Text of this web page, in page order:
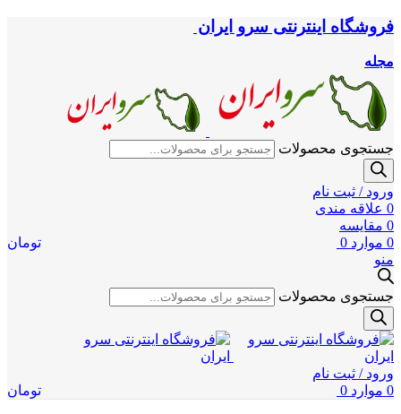
فروشگاه اینترنتی سرو ایران
مجله
جستجوی محصولات
ورود / ثبت نام
0 علاقه مندی
0 مقایسه
0 موارد 0
تومان
منو
جستجوی محصولات
ورود / ثبت نام
0 موارد 0 تومان